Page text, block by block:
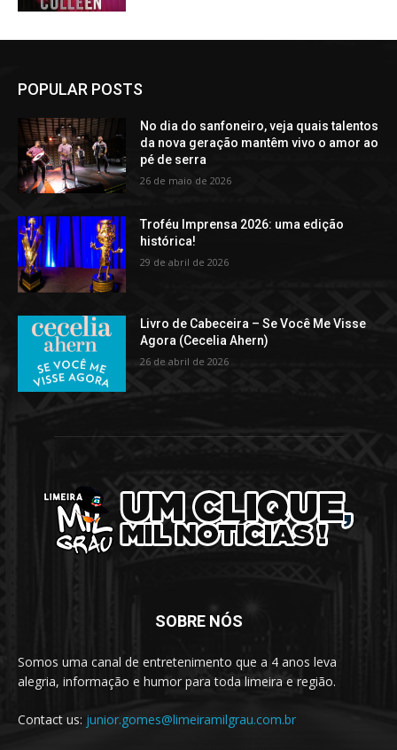
POPULAR POSTS
No dia do sanfoneiro, veja quais talentos
da nova geração mantêm vivo o amor ao
pé de serra
26 de maio de 2026
Troféu Imprensa 2026: uma edição
histórica!
29 de abril de 2026
Livro de Cabeceira – Se Você Me Visse
Agora (Cecelia Ahern)
26 de abril de 2026
SOBRE NÓS
Somos uma canal de entretenimento que a 4 anos leva
alegria, informação e humor para toda limeira e região.
Contact us: junior.gomes@limeiramilgrau.com.br